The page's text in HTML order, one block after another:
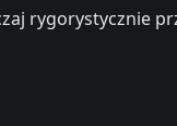
rygorystycznie